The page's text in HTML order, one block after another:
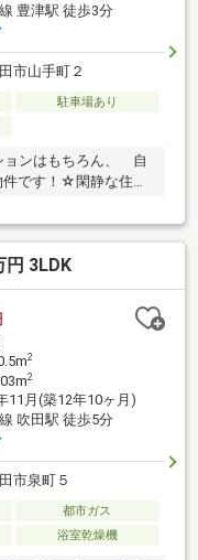
豊津駅 徒歩3分
市山手町２
駐車場あり
ョンはもちろん、 自
です！☆閑静な住宅
に便利な立地！☆理
んか！！～周辺環境
らせるエリア～■阪
校まで 徒歩5分圏
イフ豊津店 徒歩6
のご相談も承らせて
円 3LDK
2
2
11月(築12年10ヶ月)
吹田駅 徒歩5分
市泉町５
都市ガス
浴室乾燥機